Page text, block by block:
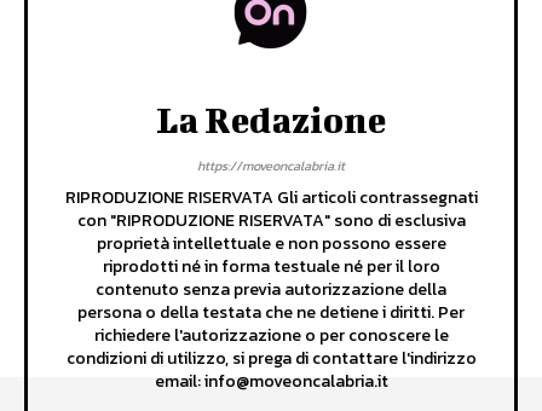
La Redazione
https://moveoncalabria.it
RIPRODUZIONE RISERVATA Gli articoli contrassegnati
con "RIPRODUZIONE RISERVATA" sono di esclusiva
proprietà intellettuale e non possono essere
riprodotti né in forma testuale né per il loro
contenuto senza previa autorizzazione della
persona o della testata che ne detiene i diritti. Per
richiedere l'autorizzazione o per conoscere le
condizioni di utilizzo, si prega di contattare l'indirizzo
email: info@moveoncalabria.it